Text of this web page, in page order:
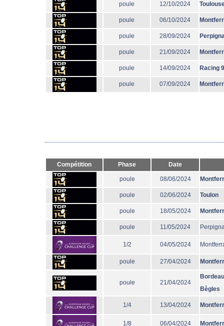
poule 12/10/2024
poule 06/10/2024
poule 28/09/2024
poule 21/09/2024
poule 14/09/2024 Racing
poule 07/09/2024
Compétition Phase Date
poule 08/06/2024
poule 02/06/2024 Toulon
poule 18/05/2024
poule 11/05/2024
1/2 04/05/2024
poule 27/04/2024
poule 21/04/2024
Bègles
1/4 13/04/2024
1/8 06/04/2024